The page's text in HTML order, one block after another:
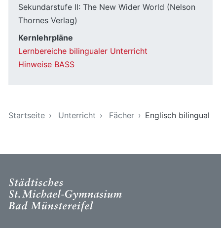
Sekundarstufe II: The New Wider World (Nelson
Thornes Verlag)
Kernlehrpläne
Lernbereiche bilingualer Unterricht
Hinweise BASS
Startseite
Unterricht Fächer Englisch bilingual